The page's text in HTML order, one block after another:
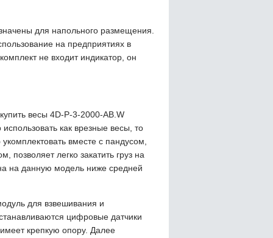
для напольного размещения.
на предприятиях в
не входит индикатор, он
весы 4D-P-3-2000-AB.W
как врезные весы, то
вместе с пандусом,
позволяет легко закатить груз на
на данную модель ниже средней
для взвешивания и
цифровые датчики
крепкую опору. Далее